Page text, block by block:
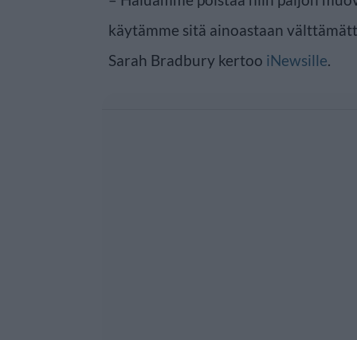
käytämme sitä ainoastaan
Sarah Bradbury kertoo iNewsille.